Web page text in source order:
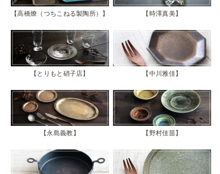
高橋燎（つちこねる製陶所） 時澤真美
とりもと硝子店 中川雅佳
永島義教 野村佳苗